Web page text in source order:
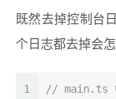
既然去掉控制台
个日志都去掉会怎
1
//